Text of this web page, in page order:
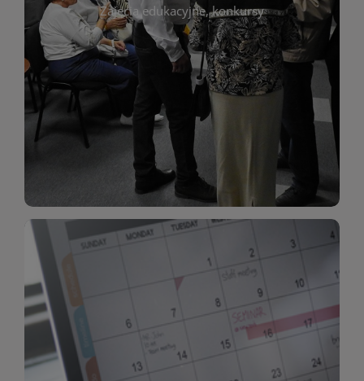
Zajęcia edukacyjne, konkursy
Wystawy
Biblioteka organizuje prezentujące zarówno
sztukę lokalnych twórców, jak i zbiory tematyczne.
W tej sekcji znajdziesz informacje o aktualnych
ekspozycjach oraz archiwum wystaw z
poprzednich lat. Prezentowane prace obejmują
Kalendarz Imprez
Zakładka ta gromadzi wszystkie planowane
wydarzenia kulturalne i edukacyjne organizowane
przez bibliotekę. Możesz tu sprawdzić terminy